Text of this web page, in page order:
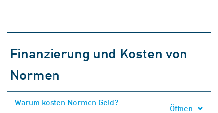
Finanzierung und Kosten von
Normen
Warum kosten Normen Geld?
Öffnen